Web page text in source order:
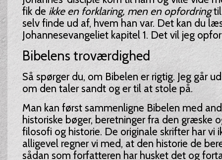
fik de ikke en forklaring, men en opfordringtil
selv finde ud af, hvem han var. Det kan du
Johannesevangeliet kapitel 1. Det vil jeg
Bibelens troværdighed
Så spørger du, om Bibelen er rigtig. Jeg går
om den taler sandt og er til at stole på.
Man kan først sammenligne Bibelen med
historiske bøger, beretninger fra den græske
filosofi og historie. De originale skrifter har vi
alligevel regner vi med, at den historie de
sådan som forfatteren har husket det og